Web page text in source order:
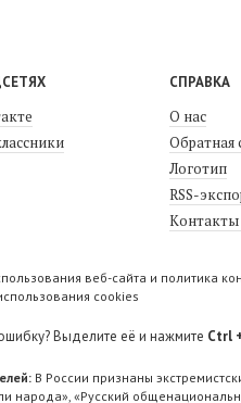
СПРАВКА
О нас
Обратная
Логотип
RSS-
веб-сайта и политика
cookies
Выделите её и нажмите Ctrl
В России признаны
народа», «Русский